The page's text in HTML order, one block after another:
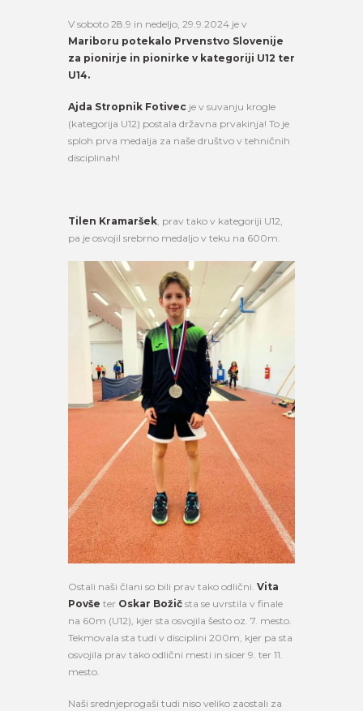
V soboto 28.9 in nedeljo, 29.9.2024 je v
Mariboru potekalo Prvenstvo Slovenije
za pionirje in pionirke v kategoriji U12 ter
U14.
Ajda Stropnik Fotivec je v suvanju krogle
(kategorija U12) postala državna prvakinja! To je
sploh prva medalja za naše društvo v tehničnih
disciplinah!
Tilen Kramaršek , prav tako v kategoriji U12,
pa je osvojil srebrno medaljo v teku na 600m.
Ostali naši člani so bili prav tako odlični. Vita
Povše ter Oskar Božič sta se uvrstila v finale
na 60m (U12), kjer sta osvojila šesto oz. 7. mesto.
Tekmovala sta tudi v disciplini 200m, kjer pa sta
osvojila prav tako odlični mesti in sicer 9. ter 11.
mesto.
Naši srednjeprogaši tudi niso veliko zaostali za